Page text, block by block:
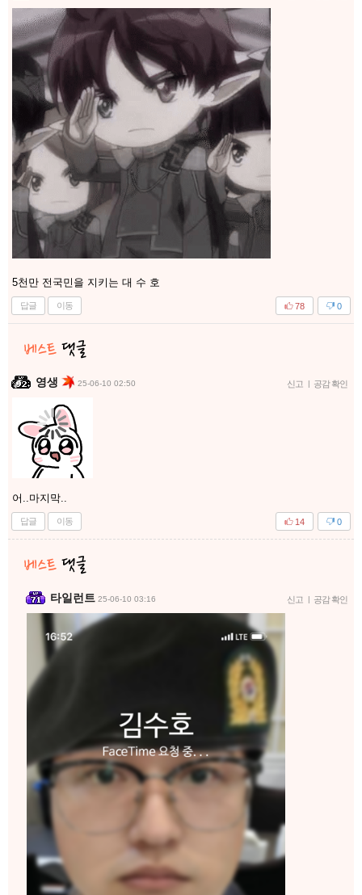
5천만 전국민을 지키는 대 수 호
답글 이동 0
78
영생 25-06-10 02:50 신고 공감 확인
어..마지막..
답글 이동 0
14
타일런트 25-06-10 03:16 신고 공감 확인